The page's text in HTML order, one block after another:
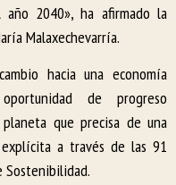
2040», ha afirmado la
Malaxechevarría.
hacia una economía
de progreso
que precisa de una
a través de las 91
Sostenibilidad.